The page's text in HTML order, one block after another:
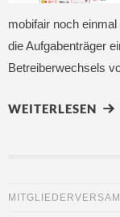
mobifair noch
die Aufgabenträger
Betreiberwechsels
WEITERLESEN